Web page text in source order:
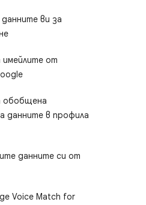
ви за
имейлите от
обобщена
данните в профила
данните си от
Voice Match for